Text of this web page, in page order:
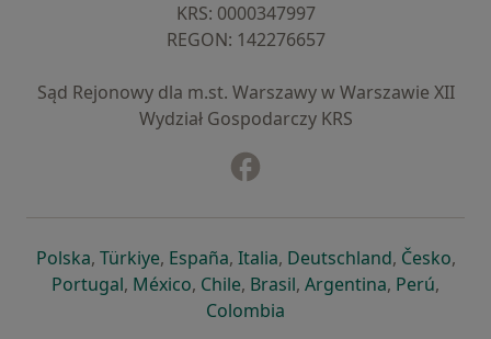
KRS: ⁠0000347997
REGON: ⁠142276657
Sąd Rejonowy dla m.st. Warszawy w Warszawie XII
Wydział Gospodarczy KRS
Polskaotwiera się w nowej karcie
, Türkiyeotwiera się w nowej karcie
, Españaotwiera się w nowej karcie
, Italiaotwiera się w nowej
, Deutschlandotwiera się
, Česko,
Portugalotwiera się w nowej karcie
, Méxicootwiera się w nowej karcie
, Chileotwiera się w nowej karcie
, Brasilotwiera się w nowej
, Argentinaotwiera się
, Perú,
Colombia